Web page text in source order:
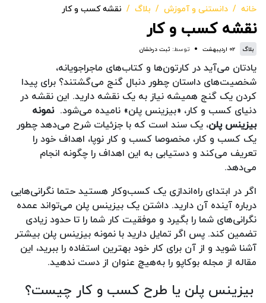
خانه دانستنی و آموزش بلاگ نقشه کسب و کار
نقشه کسب و کار
بلاگ ۰۲ اردیبهشت توسط: ثبت درخشان
یادتان می‌آید در کارتون‌ها و کتاب‌های ماجراجویانه،
شخصیت‌های داستان چطور دنبال گنج می‌گشتند؟ برای پیدا
کردن یک گنج همیشه نیاز به یک نقشه دارید. این نقشه در
دنیای کسب و کار، «بیزینس پلن» نامیده می‌شود.نمونه
بیزینس پلن، یک سند است که با جزئیات شرح می‌دهد چطور
یک کسب و کار، مخصوصا کسب و کار نوپا، اهداف خود را
تعریف می‌کند و دستیابی به این اهداف را چگونه انجام
می‌دهد.
اگر در ابتدای راه‌اندازی یک کسب‌وکار هستید حتما نگرانی‌هایی
درباره آینده آن دارید. داشتن یک بیزینس پلن می‌تواند عمده
نگرانی‌های شما را بگیرد و موفقیت کار شما را تا حدود زیادی
تضمین کند. پس اگر تمایل دارید با نمونه بیزینس پلن بیشتر
آشنا شوید و از آن برای کار خود بهترین استفاده را ببرید، این
مقاله از مجله بوکاپو را به‌هیچ عنوان از دست ندهید.
بیزینس پلن یا طرح کسب و کار چیست؟